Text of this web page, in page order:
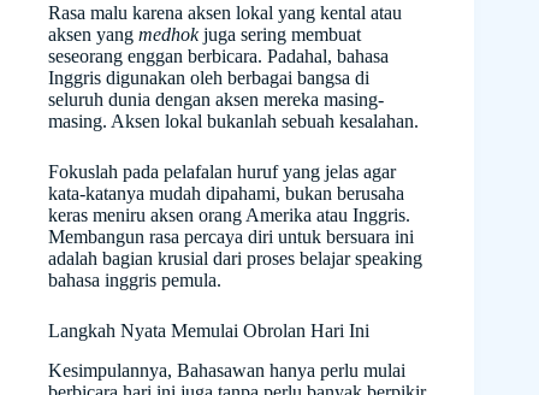
Rasa malu karena aksen lokal yang kental atau
aksen yang medhokjuga sering membuat
seseorang enggan berbicara. Padahal, bahasa
Inggris digunakan oleh berbagai bangsa di
seluruh dunia dengan aksen mereka masing-
masing. Aksen lokal bukanlah sebuah kesalahan.
Fokuslah pada pelafalan huruf yang jelas agar
kata-katanya mudah dipahami, bukan berusaha
keras meniru aksen orang Amerika atau Inggris.
Membangun rasa percaya diri untuk bersuara ini
adalah bagian krusial dari proses belajar speaking
bahasa inggris pemula.
Langkah Nyata Memulai Obrolan Hari Ini
Kesimpulannya, Bahasawan hanya perlu mulai